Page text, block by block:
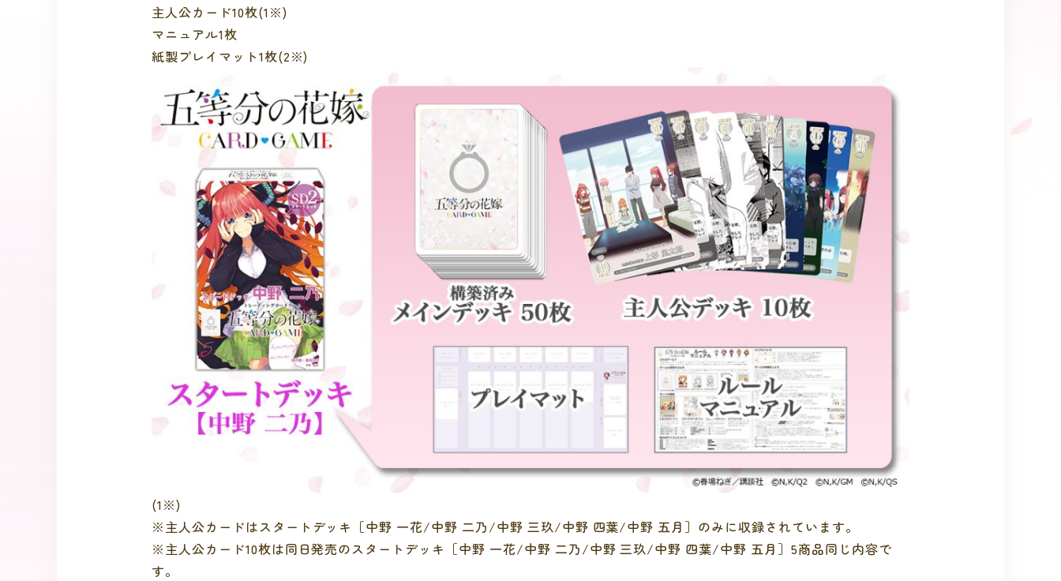
主人公カード10枚(1※)
マニュアル1枚
紙製プレイマット1枚(2※)
(1※)
※主人公カードはスタートデッキ［中野 一花/中野 二乃/中野 三玖/中野 四葉/中野 五月］のみに収録されています。
※主人公カード10枚は同日発売のスタートデッキ［中野 一花/中野 二乃/中野 三玖/中野 四葉/中野 五月］5商品同じ内容で
す。